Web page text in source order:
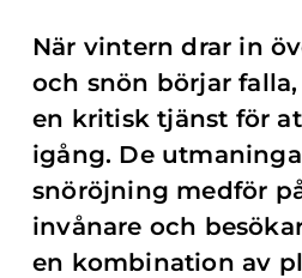
När vintern drar in
och snön börjar
en kritisk tjänst för
igång. De
snöröjning medför
invånare och
en kombination av